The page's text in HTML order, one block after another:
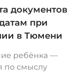
документов
при
в Тюмени
ребёнка —
по смыслу